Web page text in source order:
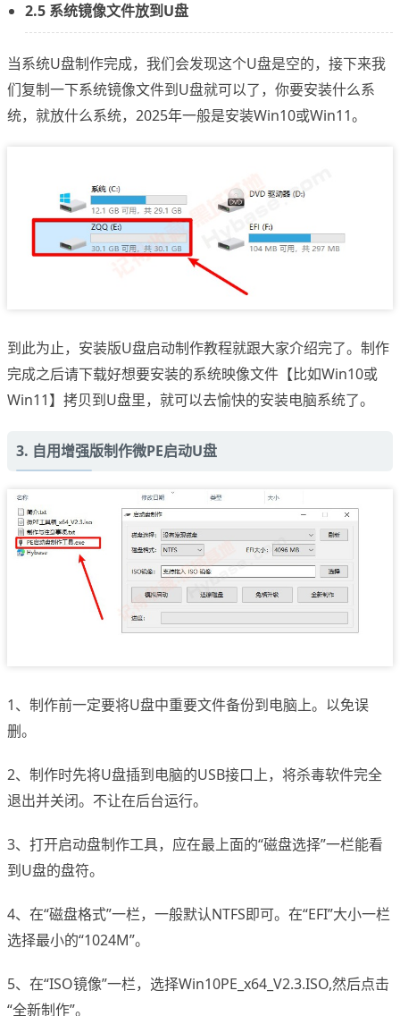
2.5 系统镜像文件放到U盘
当系统U盘制作完成，我们会发现这个U盘是空的，接下来我
们复制一下系统镜像文件到U盘就可以了，你要安装什么系
统，就放什么系统，2025年一般是安装Win10或Win11。
到此为止，安装版U盘启动制作教程就跟大家介绍完了。制作
完成之后请下载好想要安装的系统映像文件【比如Win10或
Win11】拷贝到U盘里，就可以去愉快的安装电脑系统了。
3. 自用增强版制作微PE启动U盘
1、制作前一定要将U盘中重要文件备份到电脑上。以免误
删。
2、制作时先将U盘插到电脑的USB接口上，将杀毒软件完全
退出并关闭。不让在后台运行。
3、打开启动盘制作工具，应在最上面的“磁盘选择”一栏能看
到U盘的盘符。
4、在“磁盘格式”一栏，一般默认NTFS即可。在“EFI”大小一栏
选择最小的“1024M”。
5、在“ISO镜像”一栏，选择Win10PE_x64_V2.3.ISO,然后点击
“全新制作”。